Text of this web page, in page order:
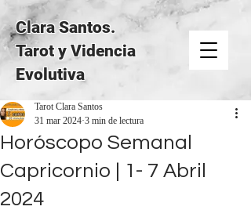
Clara Santos.
Tarot y Videncia
Evolutiva
Horóscopo Semanal
Capricornio | 1- 7 Abril
2024
Tarot Clara Santos
31 mar 20243 min de lectura